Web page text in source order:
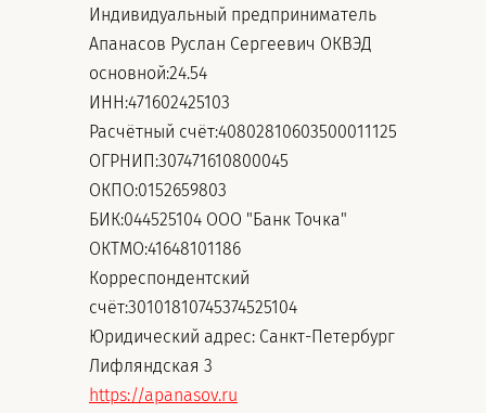
Индивидуальный предприниматель
Апанасов Руслан Сергеевич ОКВЭД
основной:24.54
ИНН:471602425103
Расчётный счёт:40802810603500011125
ОГРНИП:307471610800045
ОКПО:0152659803
БИК:044525104 ООО "Банк Точка"
ОКТМО:41648101186
Корреспондентский
счёт:30101810745374525104
Юридический адрес: Санкт-Петербург
Лифляндская 3
https://apanasov.ru